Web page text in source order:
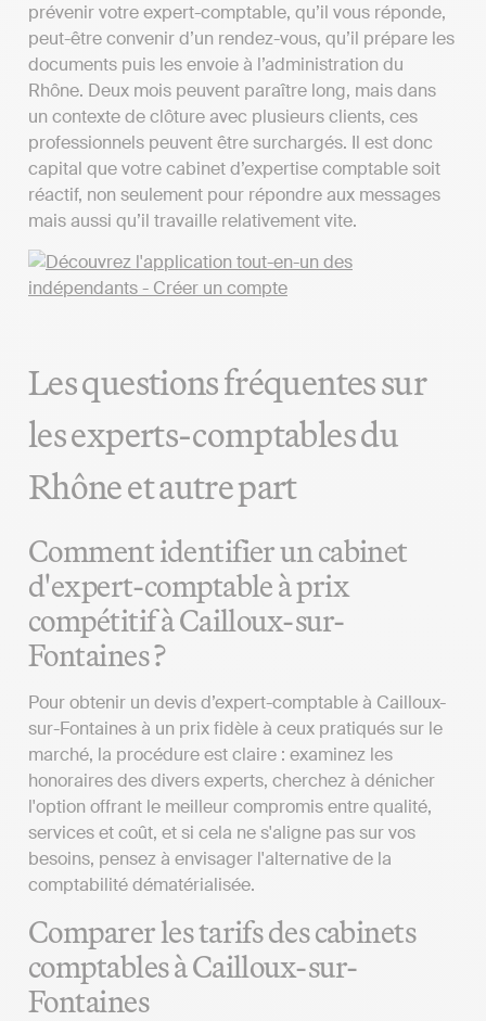
prévenir votre expert-comptable, qu’il vous réponde,
peut-être convenir d’un rendez-vous, qu’il prépare les
documents puis les envoie à l’administration du
Rhône. Deux mois peuvent paraître long, mais dans
un contexte de clôture avec plusieurs clients, ces
professionnels peuvent être surchargés. Il est donc
capital que votre cabinet d’expertise comptable soit
réactif, non seulement pour répondre aux messages
mais aussi qu’il travaille relativement vite.
Les questions fréquentes sur
les experts-comptables du
Rhône et autre part
Comment identifier un cabinet
d'expert-comptable à prix
compétitif à Cailloux-sur-
Fontaines ?
Pour obtenir un devis d’expert-comptable à Cailloux-
sur-Fontaines à un prix fidèle à ceux pratiqués sur le
marché, la procédure est claire : examinez les
honoraires des divers experts, cherchez à dénicher
l'option offrant le meilleur compromis entre qualité,
services et coût, et si cela ne s'aligne pas sur vos
besoins, pensez à envisager l'alternative de la
comptabilité dématérialisée.
Comparer les tarifs des cabinets
comptables à Cailloux-sur-
Fontaines